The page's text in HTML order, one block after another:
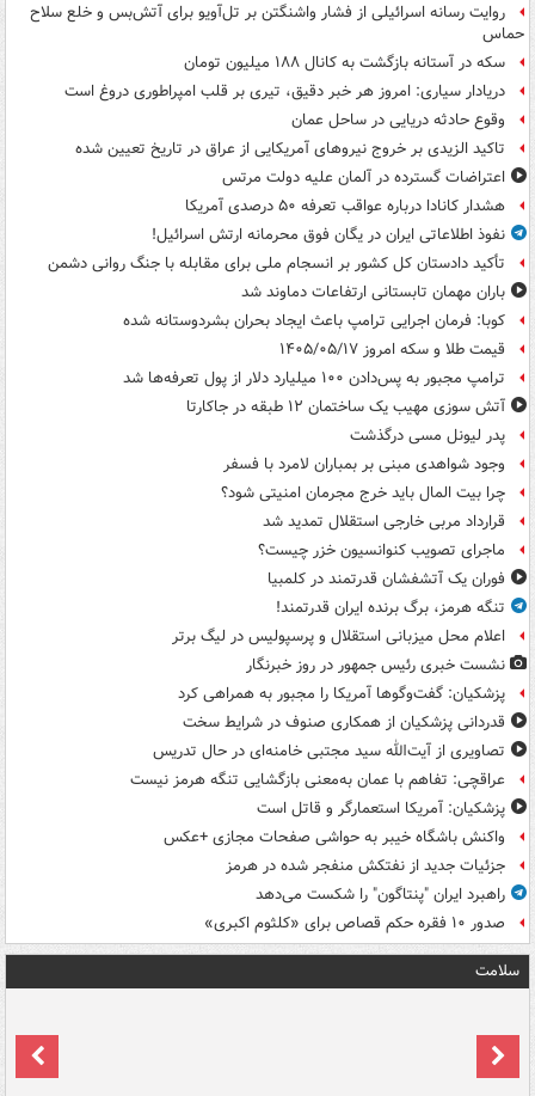
روایت رسانه اسرائیلی از فشار واشنگتن بر تل‌آویو برای آتش‌بس و خلع سلاح
حماس
سکه در آستانه بازگشت به کانال ۱۸۸ میلیون تومان
دریادار سیاری: امروز هر خبر دقیق، تیری بر قلب امپراطوری دروغ است
وقوع حادثه دریایی در ساحل عمان
تاکید الزیدی بر خروج نیروهای آمریکایی از عراق در تاریخ تعیین شده
اعتراضات گسترده در آلمان علیه دولت مرتس
هشدار کانادا درباره عواقب تعرفه ۵۰ درصدی آمریکا
نفوذ اطلاعاتی ایران در یگان فوق محرمانه ارتش اسرائیل!
تأکید دادستان کل کشور بر انسجام ملی برای مقابله با جنگ روانی دشمن
باران مهمان تابستانی ارتفاعات دماوند شد
کوبا: فرمان اجرایی ترامپ باعث ایجاد بحران بشردوستانه شده
قیمت طلا و سکه امروز ۱۴۰۵/۰۵/۱۷
ترامپ مجبور به پس‌دادن ۱۰۰ میلیارد دلار از پول تعرفه‌ها شد
آتش سوزی مهیب یک ساختمان ۱۲ طبقه در جاکارتا
پدر لیونل مسی درگذشت
وجود شواهدی مبنی بر بمباران لامرد با فسفر
چرا بیت المال باید خرج مجرمان امنیتی شود؟
قرارداد مربی خارجی استقلال تمدید شد
ماجرای تصویب کنوانسیون خزر چیست؟
فوران یک آتشفشان قدرتمند در کلمبیا
تنگه هرمز، برگ برنده ایران قدرتمند!
اعلام محل میزبانی استقلال و پرسپولیس در لیگ برتر
نشست خبری رئیس جمهور در روز خبرنگار
پزشکیان: گفت‌وگوها آمریکا را مجبور به همراهی کرد
قدردانی پزشکیان از همکاری صنوف در شرایط سخت
تصاویری از آیت‌الله سید مجتبی خامنه‌ای در حال تدریس
عراقچی: تفاهم با عمان به‌معنی بازگشایی تنگه هرمز نیست
پزشکیان: آمریکا استعمارگر و قاتل است
واکنش باشگاه خیبر به حواشی صفحات مجازی +عکس
جزئیات جدید از نفتکش منفجر شده در هرمز
راهبرد ایران "پنتاگون" را شکست می‌دهد
صدور ۱۰ فقره حکم قصاص برای «کلثوم اکبری»
سلامت